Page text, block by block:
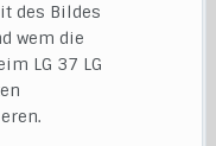
des Bildes
wem die
LG 37 LG